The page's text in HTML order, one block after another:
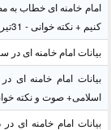
امام خامنه ای خطاب
کنیم + نکته خوانی - 31تیر99
بیانات امام خامنه ای در
بیانات امام خامنه ای
اسلامی+ صوت و نکته خوانی-
بیانات امام خامنه ای